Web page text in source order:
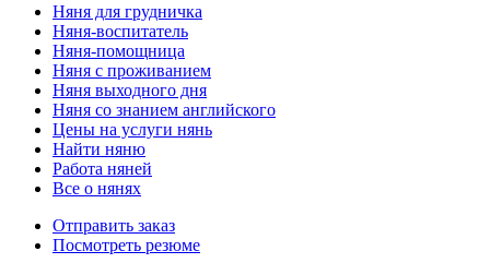
Няня для грудничка
Няня-воспитатель
Няня-помощница
Няня с проживанием
Няня выходного дня
Няня со знанием английского
Цены на услуги нянь
Найти няню
Работа няней
Все о нянях
Отправить заказ
Посмотреть резюме